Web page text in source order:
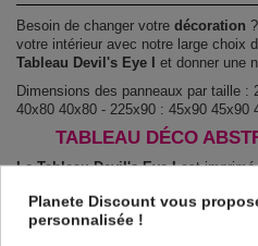
Besoin de changer votre décoration
votre intérieur avec notre large choix
Tableau Devil's Eye I
et donner une
Dimensions des panneaux par taille :
40x80 40x80 - 225x90 : 45x90 45x90
TABLEAU DÉCO
Le Tableau Devil's Eye Iest imprimé
parfaitement reproduits. Grâce à une
une toile tendue sur un châssis fait
Planete Discount vous
personnalisée !